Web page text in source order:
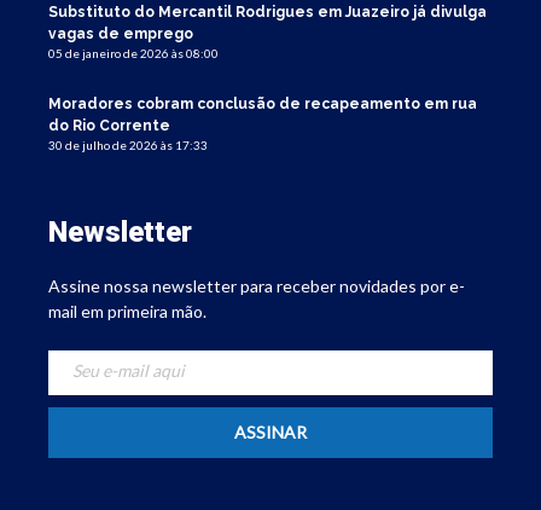
Substituto do Mercantil Rodrigues em Juazeiro já divulga
vagas de emprego
05 de janeiro de 2026 às 08:00
Moradores cobram conclusão de recapeamento em rua
do Rio Corrente
30 de julho de 2026 às 17:33
Newsletter
Assine nossa newsletter para receber novidades por e-
mail em primeira mão.